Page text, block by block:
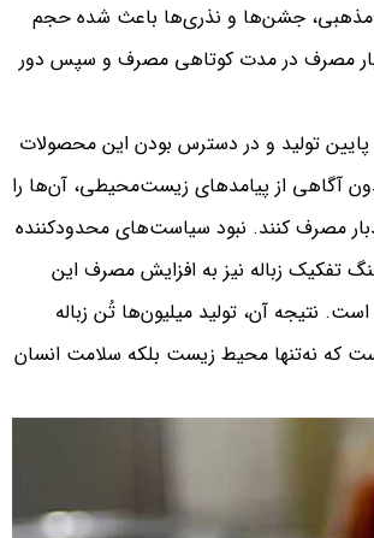
مذهبی، جشن‌ها و نذری‌ها باعث شده حجم
مصرف در مدت کوتاهی مصرف و سپس دور
پایین تولید و در دسترس بودن این محصولات
آگاهی از پیامدهای زیست‌محیطی، آن‌ها را
مصرف کنند. نبود سیاست‌های محدودکننده
تفکیک زباله نیز به افزایش مصرف این
نتیجه آن، تولید میلیون‌ها تُن زباله
که نه‌تنها محیط زیست بلکه سلامت انسان